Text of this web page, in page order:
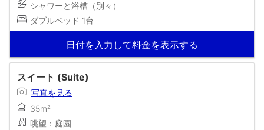
シャワーと浴槽（別々）
ダブルベッド 1台
日付を入力して料金を表示する
スイート (Suite)
写真を見る
35m²
眺望：庭園